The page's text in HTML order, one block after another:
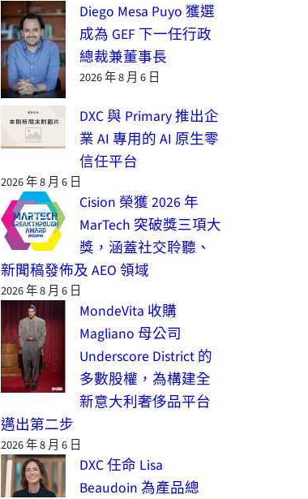
Diego Mesa Puyo 獲選
成為 GEF 下一任行政
總裁兼董事長
2026 年 8 月 6 日
DXC 與 Primary 推出企
業 AI 專用的 AI 原生零
信任平台
2026 年 8 月 6 日
Cision 榮獲 2026 年
MarTech 突破獎三項大
獎，涵蓋社交聆聽、
新聞稿發佈及 AEO 領域
2026 年 8 月 6 日
MondeVita 收購
Magliano 母公司
Underscore District 的
多數股權，為構建全
新意大利奢侈品平台
邁出第二步
2026 年 8 月 6 日
DXC 任命 Lisa
Beaudoin 為產品總